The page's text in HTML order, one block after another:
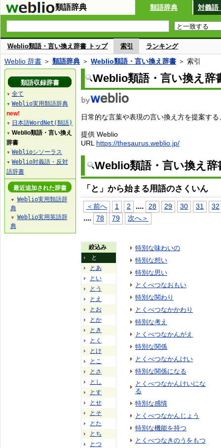
類語辞典 類語辞典 対義語
Weblio類語・言い換え辞書 トップ 索引 ランキング
Weblio 辞書 ＞ 類語辞典 ＞ Weblio類語・言い換え辞書 ＞ 索引
Weblio類語・言い換え辞
日常的な言葉や表現の言い換え方を提案す
提供 Weblio
URL https://thesaurus.weblio.jp/
Weblio類語・言い換え
「と」から始まる用語のさくいん
＜前へ 1 2 .... 28 29 30 31 32
.... 78 79 次へ＞
絞込み
と
とあ
とい
とう
とえ
とお
とか
とき
とく
とけ
とこ
とさ
とし
とす
とせ
とそ
とた
とち
とつ
特別な味わいの
特別な想い
特別な思い
とくべつなおもい
特別な関わり
とくべつなかかわり
特別な考え
とくべつなかんがえ
特別な関係
とくべつなかんけい
特別な関係になる
とくべつなかんけいにな
る
特別な感情
とくべつなかんじょう
特別な機能を持つ
とくべつなきのうをもつ
類語収録辞書
▼ 全て
▼ Weblio実用類語辞典
new!
▼ 日本語WordNet(類語)
▼ Weblio類語・言い換え
辞書
▼ Weblioシソーラス
▼ Weblio対義語・反対
語辞書
最近追加された辞書
▼
Weblio実用類語辞
典
▼
Weblio実用英語辞
典